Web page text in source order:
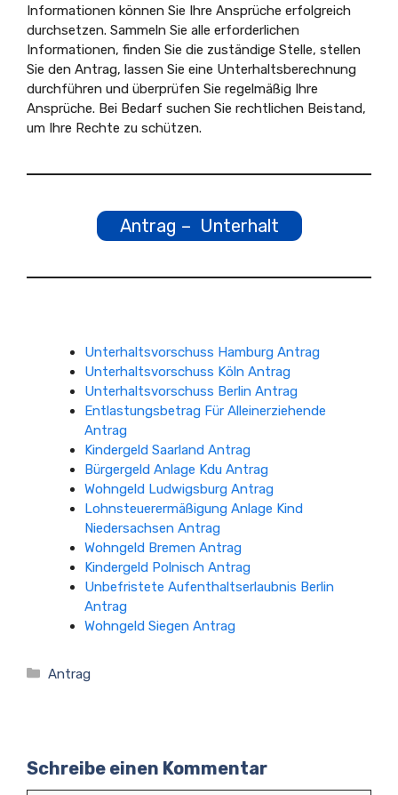
Informationen können Sie Ihre Ansprüche erfolgreich
durchsetzen. Sammeln Sie alle erforderlichen
Informationen, finden Sie die zuständige Stelle, stellen
Sie den Antrag, lassen Sie eine Unterhaltsberechnung
durchführen und überprüfen Sie regelmäßig Ihre
Ansprüche. Bei Bedarf suchen Sie rechtlichen Beistand,
um Ihre Rechte zu schützen.
Antrag – Unterhalt
Unterhaltsvorschuss Hamburg Antrag
Unterhaltsvorschuss Köln Antrag
Unterhaltsvorschuss Berlin Antrag
Entlastungsbetrag Für Alleinerziehende
Antrag
Kindergeld Saarland Antrag
Bürgergeld Anlage Kdu Antrag
Wohngeld Ludwigsburg Antrag
Lohnsteuerermäßigung Anlage Kind
Niedersachsen Antrag
Wohngeld Bremen Antrag
Kindergeld Polnisch Antrag
Unbefristete Aufenthaltserlaubnis Berlin
Antrag
Wohngeld Siegen Antrag
Kategorien
Antrag
Schreibe einen Kommentar